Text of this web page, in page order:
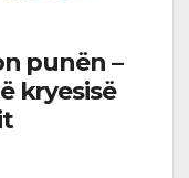
punën –
kryesisë